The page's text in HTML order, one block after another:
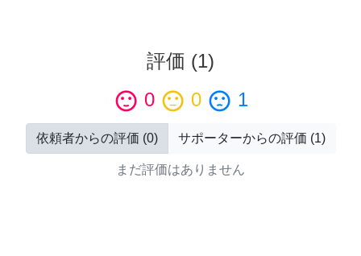
評価 (1)
sentiment_satisfied 0 sentiment_neutral 0 sentiment_dissatisfied 1
依頼者からの評価 (0) サポーターからの評価 (1)
まだ評価はありません